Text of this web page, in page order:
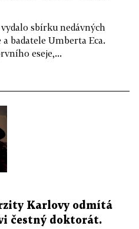
sbírku nedávných
badatele Umberta Eca.
eseje,...
Karlovy odmítá
čestný doktorát.